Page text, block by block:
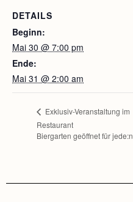
DETAILS
Beginn:
Mai 30 @ 7:00 pm
Ende:
Mai 31 @ 2:00 am
Exklusiv-Veranstaltung im
Restaurant
Biergarten geöffnet für jede:n